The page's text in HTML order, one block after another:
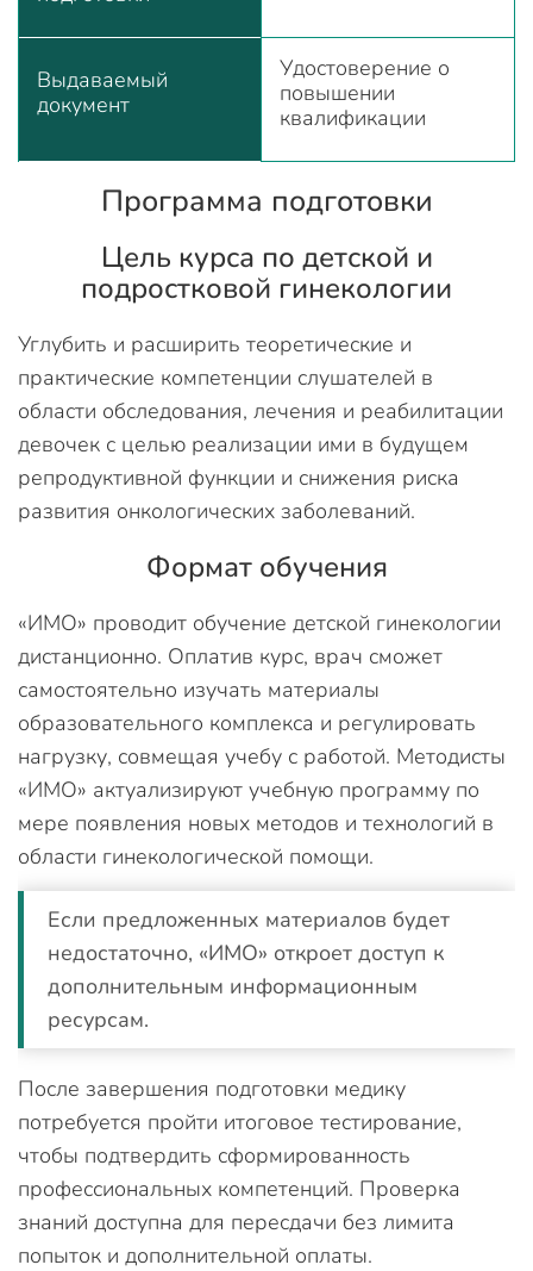
Выдаваемый
документ
Удостоверение о
повышении
квалификации
Программа подготовки
Цель курса по детской и
подростковой гинекологии
Углубить и расширить теоретические и
практические компетенции слушателей в
области обследования, лечения и реабилитации
девочек с целью реализации ими в будущем
репродуктивной функции и снижения риска
развития онкологических заболеваний.
Формат обучения
«ИМО» проводит обучение детской гинекологии
дистанционно. Оплатив курс, врач сможет
самостоятельно изучать материалы
образовательного комплекса и регулировать
нагрузку, совмещая учебу с работой. Методисты
«ИМО» актуализируют учебную программу по
мере появления новых методов и технологий в
области гинекологической помощи.
Если предложенных материалов будет
недостаточно, «ИМО» откроет доступ к
дополнительным информационным
ресурсам.
После завершения подготовки медику
потребуется пройти итоговое тестирование,
чтобы подтвердить сформированность
профессиональных компетенций. Проверка
знаний доступна для пересдачи без лимита
попыток и дополнительной оплаты.